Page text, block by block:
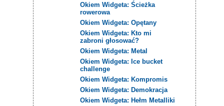
Okiem Widgeta: Ścieżka
rowerowa
Okiem Widgeta: Opętany
Okiem Widgeta: Kto mi
zabroni głosować?
Okiem Widgeta: Metal
Okiem Widgeta: Ice bucket
challenge
Okiem Widgeta: Kompromis
Okiem Widgeta: Demokracja
Okiem Widgeta: Hełm Metalliki